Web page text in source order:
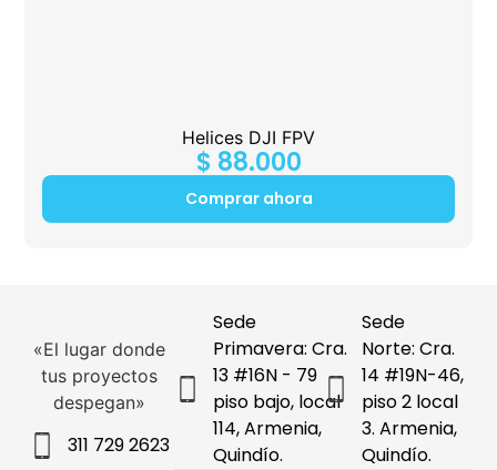
Helices DJI FPV
$ 88.000
Comprar ahora
«El lugar donde
tus proyectos
despegan»
311 729 2623
Sede
Primavera: Cra.
13 #16N - 79
piso bajo, local
114, Armenia,
Quindío.
Sede
Norte: Cra.
14 #19N-46,
piso 2 local
3. Armenia,
Quindío.